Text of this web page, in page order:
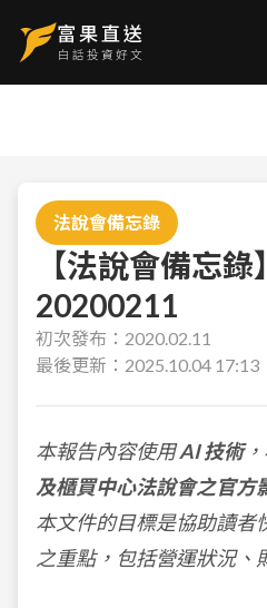
法說會備忘錄
【法說會備忘
20200211
初次發布： 2020.02.11
最後更新： 2025.10.04 17:13
本報告內容使用AI 技術
及櫃買中心法說會之官方
本文件的目標是協助讀者
之重點，包括營運狀況、